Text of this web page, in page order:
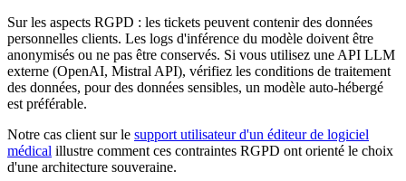
Sur les aspects RGPD : les tickets peuvent contenir des données
personnelles clients. Les logs d'inférence du modèle doivent être
anonymisés ou ne pas être conservés. Si vous utilisez une API LLM
externe (OpenAI, Mistral API), vérifiez les conditions de traitement
des données, pour des données sensibles, un modèle auto-hébergé
est préférable.
Notre cas client sur le support utilisateur d'un éditeur de logiciel
médical illustre comment ces contraintes RGPD ont orienté le choix
d'une architecture souveraine.